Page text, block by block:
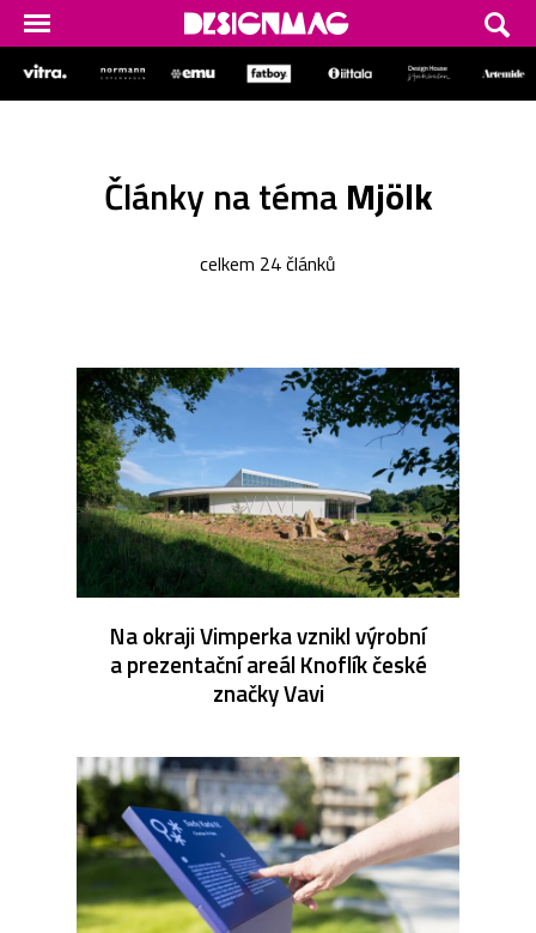
Články na témaMjölk
celkem 24 článků
Na okraji Vimperka vznikl výrobní
a prezentační areál Knoflík české
značky Vavi